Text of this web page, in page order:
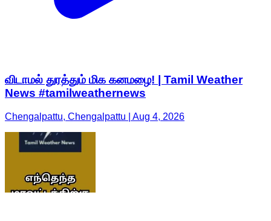
விடாமல் துரத்தும் மிக கனமழை! | Tamil Weather
News #tamilweathernews
Chengalpattu, Chengalpattu | Aug 4, 2026